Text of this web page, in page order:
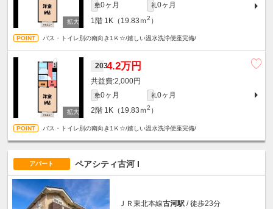
敷0ヶ月 礼0ヶ月
1階 1K（19.83ｍ2 ）
バス・トイレ別の南向き1Ｋ☆/嬉しい温水洗浄便座完備/
2034.2万円
2,000円
敷0ヶ月 礼0ヶ月
2階 1K（19.83ｍ2 ）
バス・トイレ別の南向き1Ｋ☆/嬉しい温水洗浄便座完備/
アパート ペアシティ古河 I
ＪＲ東北本線古河駅 / 徒歩23分